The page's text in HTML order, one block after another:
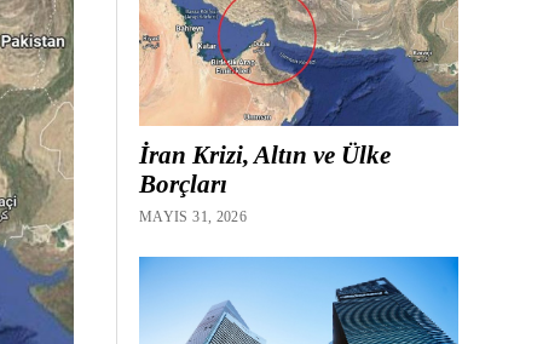
İran Krizi, Altın ve Ülke
Borçları
MAYIS 31, 2026